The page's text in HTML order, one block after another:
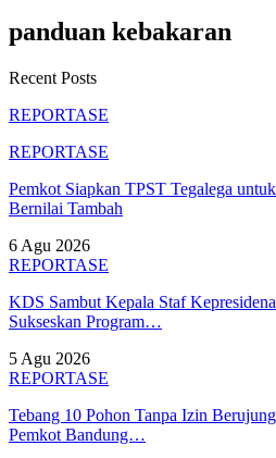
panduan kebakaran
Recent Posts
REPORTASE
REPORTASE
Pemkot Siapkan TPST Tegalega
Bernilai Tambah
6 Agu 2026
REPORTASE
KDS Sambut Kepala Staf
Sukseskan Program…
5 Agu 2026
REPORTASE
Tebang 10 Pohon Tanpa Izin
Pemkot Bandung…